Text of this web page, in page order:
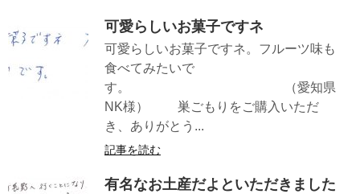
可愛らしいお菓子ですネ
可愛らしいお菓子ですネ。フルーツ味も
食べてみたいで
す。 （愛知県
NK様） 巣ごもりをご購入いただ
き、ありがとう...
記事を読む
有名なお土産だよといただきました